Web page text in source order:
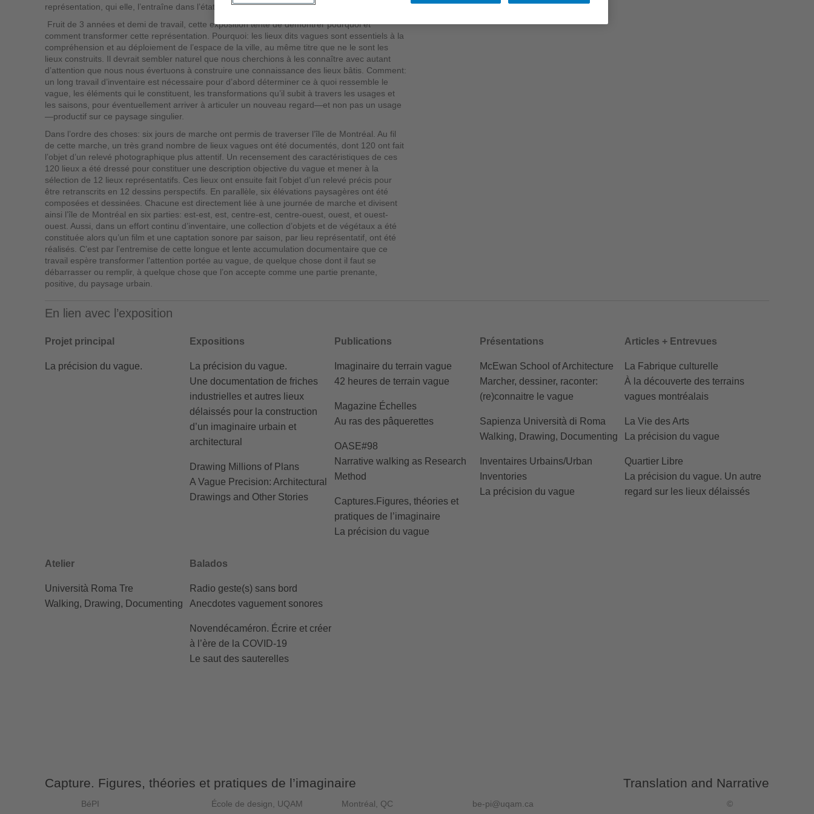
représentation, qui elle, l’entraîne dans l’état d’incertitude qu’on lui attribue généralement.
Fruit de 3 années et demi de travail, cette exposition tente de démontrer pourquoi et
comment transformer cette représentation. Pourquoi: les lieux dits vagues sont essentiels à la
compréhension et au déploiement de l’espace de la ville, au même titre que ne le sont les
lieux construits. Il devrait sembler naturel que nous cherchions à les connaître avec autant
d’attention que nous nous évertuons à construire une connaissance des lieux bâtis. Comment:
un long travail d’inventaire est nécessaire pour d’abord déterminer ce à quoi ressemble le
vague, les éléments qui le constituent, les transformations qu’il subit à travers les usages et
les saisons, pour éventuellement arriver à articuler un nouveau regard—et non pas un usage
—productif sur ce paysage singulier.
Dans l’ordre des choses: six jours de marche ont permis de traverser l’île de Montréal. Au fil
de cette marche, un très grand nombre de lieux vagues ont été documentés, dont 120 ont fait
l’objet d’un relevé photographique plus attentif. Un recensement des caractéristiques de ces
120 lieux a été dressé pour constituer une description objective du vague et mener à la
sélection de 12 lieux représentatifs. Ces lieux ont ensuite fait l’objet d’un relevé précis pour
être retranscrits en 12 dessins perspectifs. En parallèle, six élévations paysagères ont été
composées et dessinées. Chacune est directement liée à une journée de marche et divisent
ainsi l’île de Montréal en six parties: est-est, est, centre-est, centre-ouest, ouest, et ouest-
ouest. Aussi, dans un effort continu d’inventaire, une collection d’objets et de végétaux a été
constituée alors qu’un film et une captation sonore par saison, par lieu représentatif, ont été
réalisés. C’est par l’entremise de cette longue et lente accumulation documentaire que ce
travail espère transformer l’attention portée au vague, de quelque chose dont il faut se
débarrasser ou remplir, à quelque chose que l’on accepte comme une partie prenante,
positive, du paysage urbain.
En lien avec l’exposition
Projet principal
La précision du vague.
Expositions
La précision du vague.
Une documentation de friches
industrielles et autres lieux
délaissés pour la construction
d’un imaginaire urbain et
architectural
Drawing Millions of Plans
A Vague Precision: Architectural
Drawings and Other Stories
Publications
Imaginaire du terrain vague
42 heures de terrain vague
Magazine Échelles
Au ras des pâquerettes
OASE#98
Narrative walking as Research
Method
Captures.Figures, théories et
pratiques de l’imaginaire
La précision du vague
Présentations
McEwan School of Architecture
Marcher, dessiner, raconter:
(re)connaitre le vague
Sapienza Università di Roma
Walking, Drawing, Documenting
Inventaires Urbains/Urban
Inventories
La précision du vague
Articles + Entrevues
La Fabrique culturelle
À la découverte des terrains
vagues montréalais
La Vie des Arts
La précision du vague
Quartier Libre
La précision du vague. Un autre
regard sur les lieux délaissés
Atelier
Università Roma Tre
Walking, Drawing, Documenting
Balados
Radio geste(s) sans bord
Anecdotes vaguement sonores
Novendécaméron. Écrire et créer
à l’ère de la COVID-19
Le saut des sauterelles
Capture. Figures, théories et pratiques de l’imaginaire Translation and Narrative
BéPI
École de design, UQAM
Montréal, QC
be-pi@uqam.ca ©